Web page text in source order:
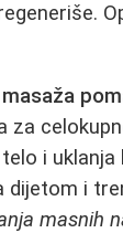
za
i uklanja
dijetom i
masnih